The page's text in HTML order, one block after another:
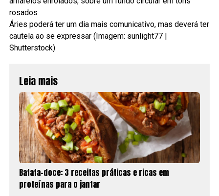
Áries poderá ter um dia mais comunicativo, mas deverá ter
cautela ao se expressar (Imagem: sunlight77 |
Shutterstock)
Leia mais
Batata-doce: 3 receitas práticas e ricas em
proteínas para o jantar